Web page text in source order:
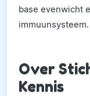
base evenwicht
immuunsysteem.
Over
Kennis